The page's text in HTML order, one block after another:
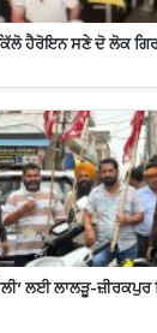
ਹੈਰੋਇਨ ਸਣੇ ਦੋ ਲੋਕ
ਲਈ ਲਾਲੜੂ-